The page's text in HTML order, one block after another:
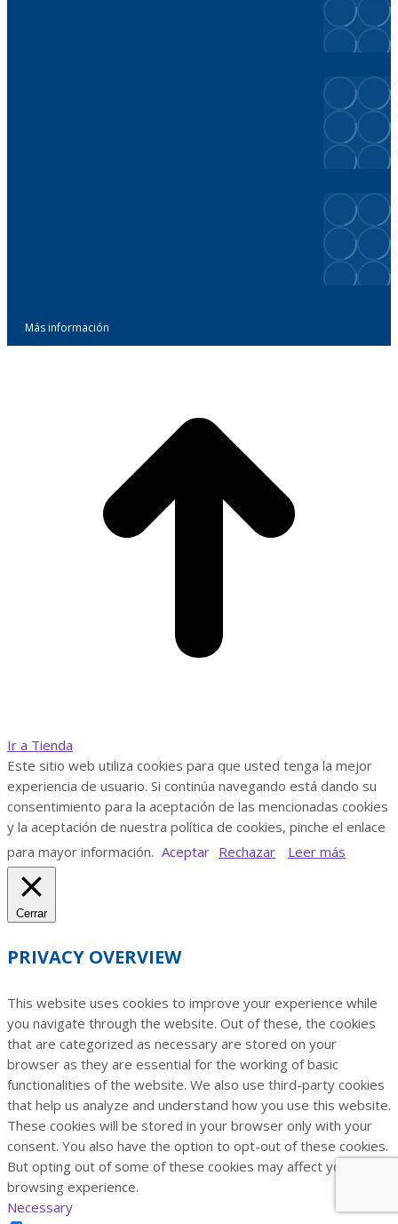
Más información
Ir a Tienda
Este sitio web utiliza cookies para que usted tenga la mejor
experiencia de usuario. Si continúa navegando está dando su
consentimiento para la aceptación de las mencionadas cookies
y la aceptación de nuestra política de cookies, pinche el enlace
para mayor información. Aceptar Rechazar Leer más
Cerrar
PRIVACY OVERVIEW
This website uses cookies to improve your experience while
you navigate through the website. Out of these, the cookies
that are categorized as necessary are stored on your
browser as they are essential for the working of basic
functionalities of the website. We also use third-party cookies
that help us analyze and understand how you use this website.
These cookies will be stored in your browser only with your
consent. You also have the option to opt-out of these cookies.
But opting out of some of these cookies may affect your
browsing experience.
Necessary